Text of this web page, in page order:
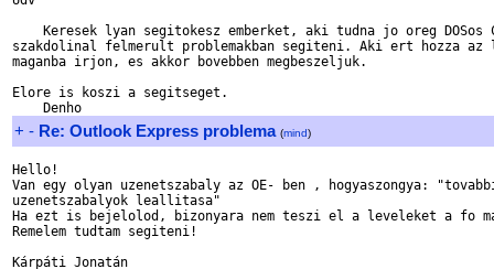
Keresek lyan segitokesz emberket, aki tudna jo oreg DOSos
szakdolinal felmerult problemakban segiteni. Aki ert hozza az
maganba irjon, es akkor bovebben megbeszeljuk.
Elore is koszi a segitseget.
+ - Re: Outlook Express problema (mind)
Hello!
Van egy olyan uzenetszabaly az OE- ben , hogyaszongya:
uzenetszabalyok leallitasa"
Ha ezt is bejelolod, bizonyara nem teszi el a leveleket a fo
Remelem tudtam segiteni!